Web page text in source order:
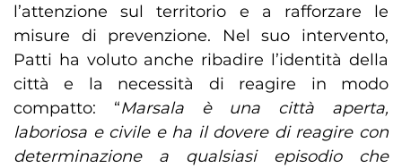
l’attenzione sul territorio e a rafforzare le
misure di prevenzione. Nel suo intervento,
Patti ha voluto anche ribadire l’identità della
città e la necessità di reagire in modo
compatto: “Marsala è una città aperta,
laboriosa e civile e ha il dovere di reagire con
determinazione a qualsiasi episodio che